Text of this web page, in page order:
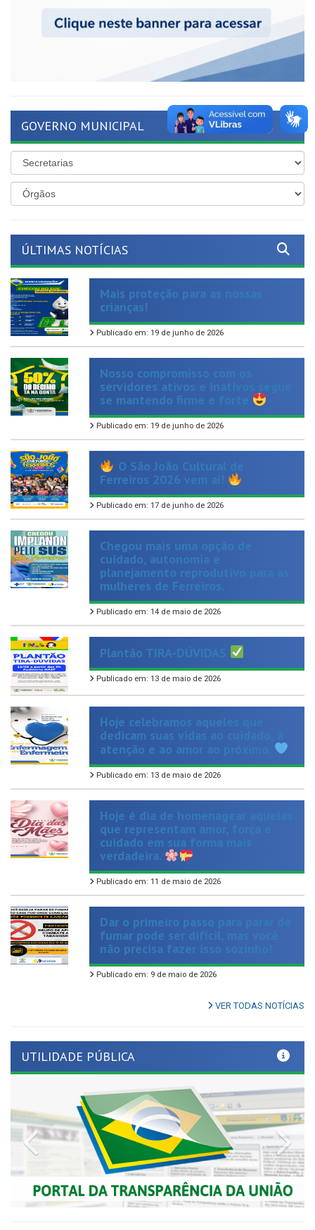
Mais proteção para as nossas
crianças!
Publicado em: 19 de junho de 2026
Nosso compromisso com os
servidores ativos e inativos segue
se mantendo firme e forte
Publicado em: 19 de junho de 2026
O São João Cultural de
Ferreiros 2026 vem aí!
Publicado em: 17 de junho de 2026
Chegou mais uma opção de
cuidado, autonomia e
planejamento reprodutivo para as
mulheres de Ferreiros.
Publicado em: 14 de maio de 2026
Plantão TIRA-DÚVIDAS
Publicado em: 13 de maio de 2026
Hoje celebramos aqueles que
dedicam suas vidas ao cuidado, à
atenção e ao amor ao próximo.
Publicado em: 13 de maio de 2026
Hoje é dia de homenagear aquelas
que representam amor, força e
cuidado em sua forma mais
verdadeira.
Publicado em: 11 de maio de 2026
Dar o primeiro passo para parar de
fumar pode ser difícil, mas você
não precisa fazer isso sozinho!
Publicado em: 9 de maio de 2026
VER TODAS NOTÍCIAS
Previous